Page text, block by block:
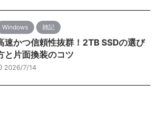
Windows 雑記
速かつ信頼性抜群！2TB SSDの選び
と片面換装のコツ
2026/7/14